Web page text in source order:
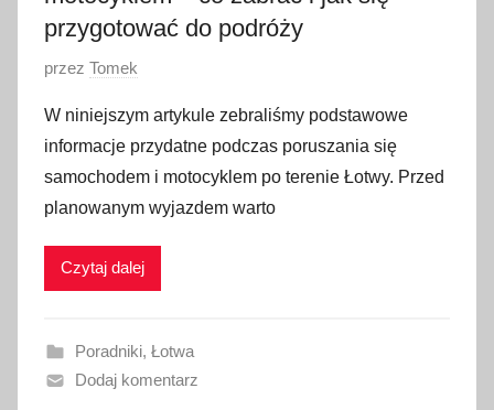
przygotować do podróży
O
u
b
l
i
w
n
o
przez Tomek
W niniejszym artykule zebraliśmy podstawowe
informacje przydatne podczas poruszania się
samochodem i motocyklem po terenie Łotwy. Przed
planowanym wyjazdem warto
Czytaj dalej
Poradniki, Łotwa
Dodaj komentarz